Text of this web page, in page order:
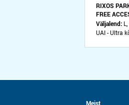
RIXOS
FREE
Väljalend:
UAI - Ultra
Meist